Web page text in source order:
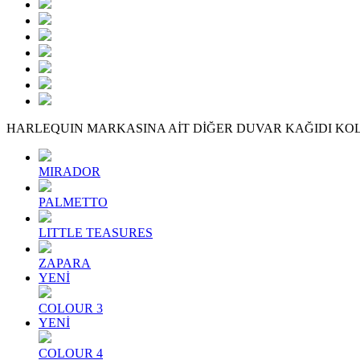
HARLEQUIN MARKASINA AİT DİĞER DUVAR KAĞIDI
MIRADOR
PALMETTO
LITTLE TEASURES
ZAPARA
YENİ
COLOUR 3
YENİ
COLOUR 4